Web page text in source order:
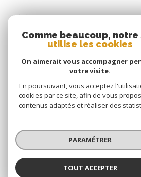
Admin
Nos honoraires
Cookies
© 2026 | Tous droits réservés
Réalisé par
Comme beaucoup, notre
utilise les cookies
On aimerait vous accompagner
votre visite.
En poursuivant, vous acceptez
cookies par ce site, afin de vous
contenus adaptés et réaliser des
PARAMÉTRER
TOUT ACCEPTER